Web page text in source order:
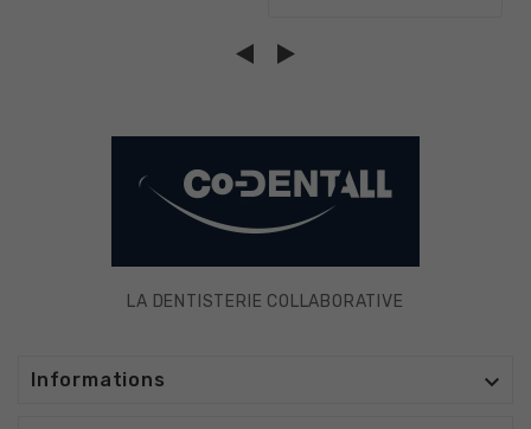
LA DENTISTERIE COLLABORATIVE
Informations 